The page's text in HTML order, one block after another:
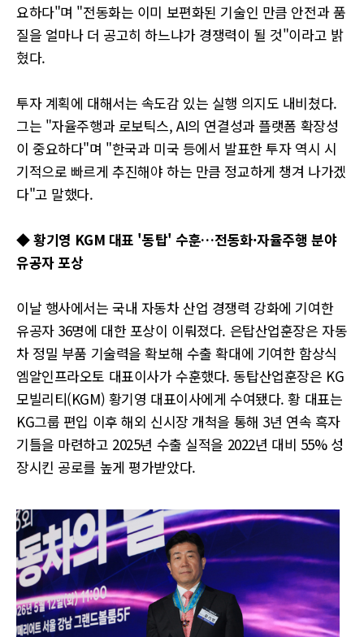
요하다"며 "전동화는 이미 보편화된 기술인 만큼 안전과 품
질을 얼마나 더 공고히 하느냐가 경쟁력이 될 것"이라고 밝
혔다.
투자 계획에 대해서는 속도감 있는 실행 의지도 내비쳤다.
그는 "자율주행과 로보틱스, AI의 연결성과 플랫폼 확장성
이 중요하다"며 "한국과 미국 등에서 발표한 투자 역시 시
기적으로 빠르게 추진해야 하는 만큼 정교하게 챙겨 나가겠
다"고 말했다.
◆ 황기영 KGM 대표 '동탑' 수훈…전동화·자율주행 분야
유공자 포상
이날 행사에서는 국내 자동차 산업 경쟁력 강화에 기여한
유공자 36명에 대한 포상이 이뤄졌다. 은탑산업훈장은 자동
차 정밀 부품 기술력을 확보해 수출 확대에 기여한 함상식
엠알인프라오토 대표이사가 수훈했다. 동탑산업훈장은 KG
모빌리티(KGM) 황기영 대표이사에게 수여됐다. 황 대표는
KG그룹 편입 이후 해외 신시장 개척을 통해 3년 연속 흑자
기틀을 마련하고 2025년 수출 실적을 2022년 대비 55% 성
장시킨 공로를 높게 평가받았다.